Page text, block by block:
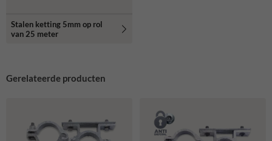
Stalen ketting 5mm op rol
van 25 meter
Gerelateerde producten